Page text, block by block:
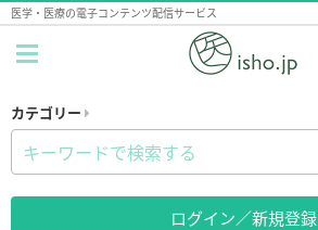
医学・医療の電子コンテンツ配信サービス
カテゴリー
ログイン／新規登録